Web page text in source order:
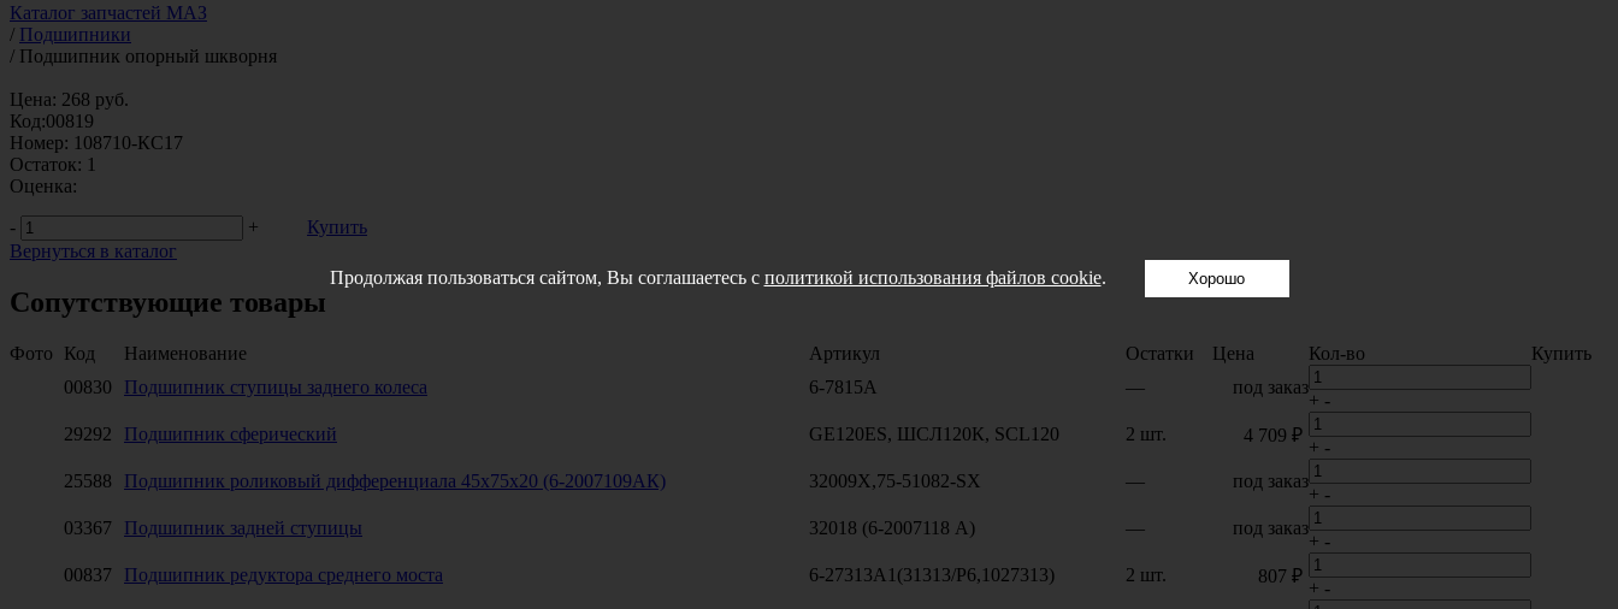
Каталог запчастей МАЗ
/ Подшипники
/ Подшипник опорный шкворня
Цена: 268 руб.
Код:00819
Номер: 108710-КС17
Остаток: 1
Оценка:
-
+
Купить
Вернуться в каталог
Сопутствующие товары
Фото Код Наименование Артикул Остатки Цена Кол-во
Купить
00830
Подшипник ступицы заднего колеса 6-7815А — под заказ
+ -
29292
Подшипник сферический GE120ES, ШСЛ120К, SCL120 2 шт. 4 709 ₽
+ -
25588
Подшипник роликовый дифференциала 45x75x20 (6-2007109АК) 32009Х,75-51082-SX — под заказ
+ -
03367
Подшипник задней ступицы 32018 (6-2007118 А) — под заказ
+ -
00837
Подшипник редуктора среднего моста 6-27313А1(31313/Р6,1027313) 2 шт. 807 ₽
+ -
Продолжая пользоваться сайтом, Вы соглашаетесь с политикой использования файлов cookie. Хорошо